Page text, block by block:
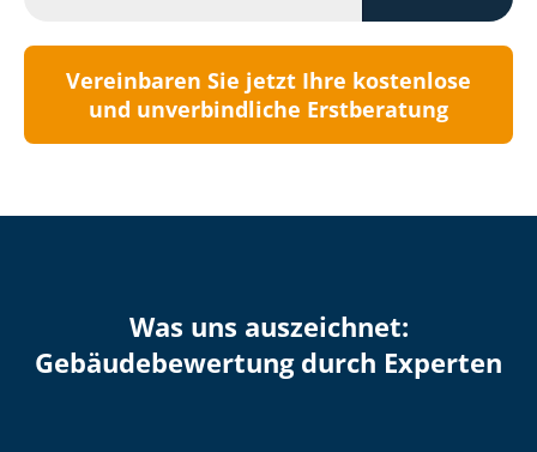
Vereinbaren Sie jetzt Ihre kostenlose
und unverbindliche Erstberatung
Was uns auszeichnet:
Ge­bäu­de­be­wer­tung durch Experten